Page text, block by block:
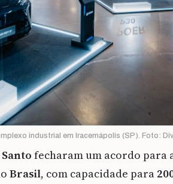
industrial em Iracemápolis (SP). Foto:
fecharam um acordo para
Brasil, com capacidade para